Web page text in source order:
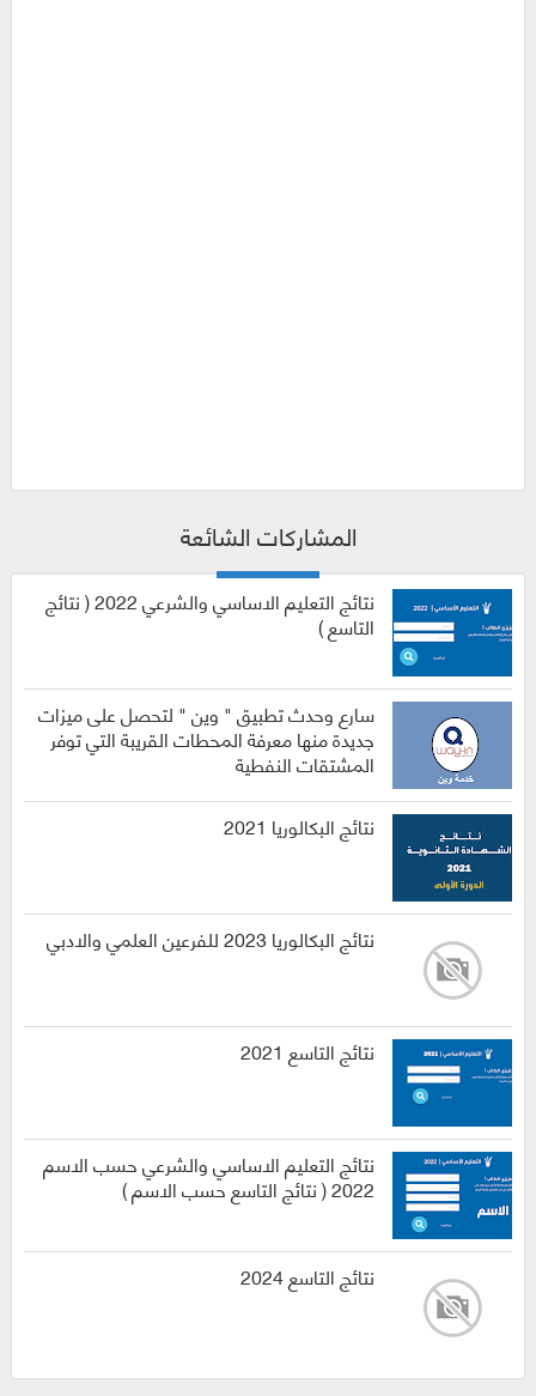
المشاركات الشائعة
نتائج التعليم الاساسي والشرعي 2022 ( نتائج
التاسع )
سارع وحدث تطبيق " وين " لتحصل على ميزات
جديدة منها معرفة المحطات القريبة التي توفر
المشتقات النفطية
نتائج البكالوريا 2021
نتائج البكالوريا 2023 للفرعين العلمي والادبي
نتائج التاسع 2021
نتائج التعليم الاساسي والشرعي حسب الاسم
2022 ( نتائج التاسع حسب الاسم )
نتائج التاسع 2024